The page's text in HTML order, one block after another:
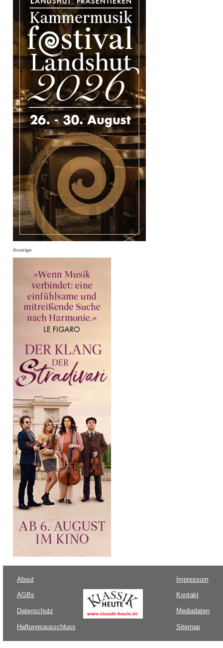
Anzeige
About
AGBs
Datenschutz
Haftungsausschluss
Impressum
Kontakt
Mediadaten
Sitemap